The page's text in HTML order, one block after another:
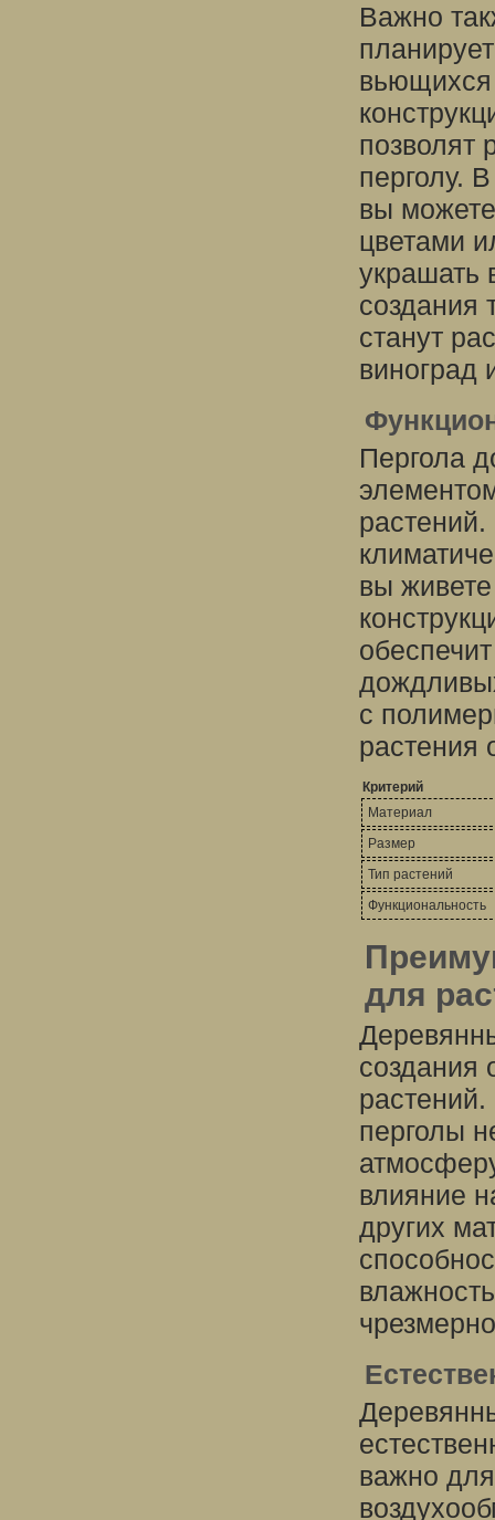
Важно
вьющихся
позволят
перголу.
вы
цветами
украшать
создания
станут
виноград
Пергола
вы
с
растения
Критерий
Материал
Размер
Тип растений
Функциональность
для
создания
перголы
влияние
других
важно